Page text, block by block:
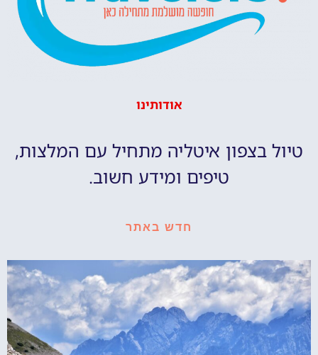
אודותינו
טיול בצפון איטליה מתחיל עם המלצות,
טיפים ומידע חשוב.
חדש באתר